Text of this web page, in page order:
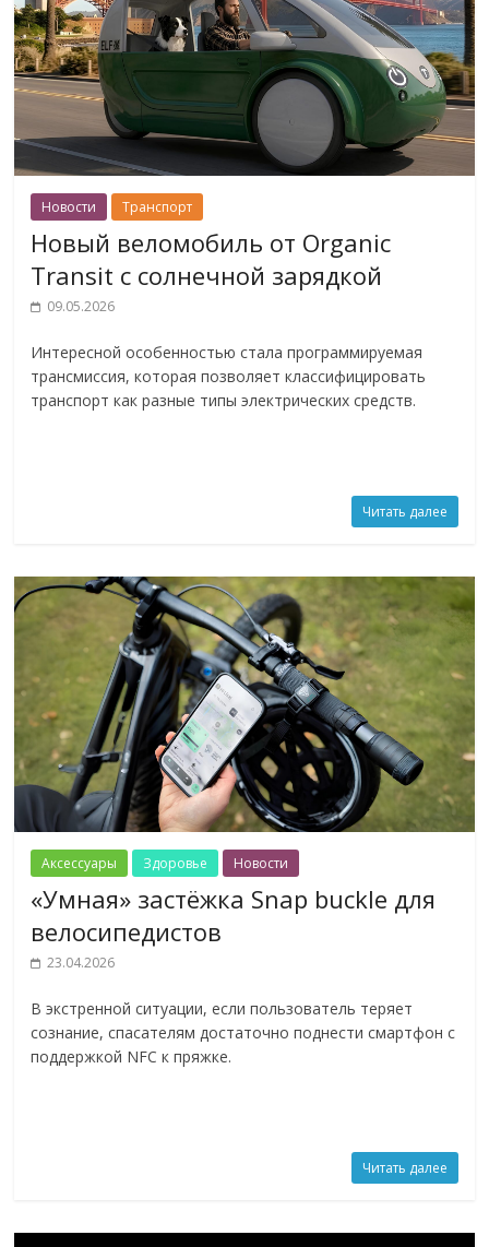
Новости Транспорт
Новый веломобиль от Organic
Transit с солнечной зарядкой
09.05.2026
Интересной особенностью стала программируемая
трансмиссия, которая позволяет классифицировать
транспорт как разные типы электрических средств.
Читать далее
Аксессуары Здоровье Новости
«Умная» застёжка Snap buckle для
велосипедистов
23.04.2026
В экстренной ситуации, если пользователь теряет
сознание, спасателям достаточно поднести смартфон с
поддержкой NFC к пряжке.
Читать далее